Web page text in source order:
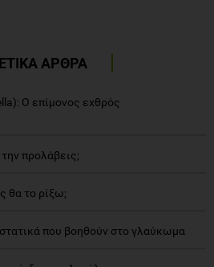
ΑΡΘΡΑ
Ο επίμονος εχθρός
προλάβεις;
θα το ρίξω;
που βοηθούν στο γλαύκωμα